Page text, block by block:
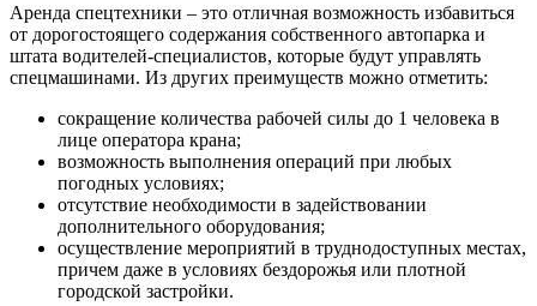
Аренда спецтехники – это отличная возможность избавиться
от дорогостоящего содержания собственного автопарка и
штата водителей-специалистов, которые будут управлять
спецмашинами. Из других преимуществ можно отметить:
сокращение количества рабочей силы до 1 человека в
лице оператора крана;
возможность выполнения операций при любых
погодных условиях;
отсутствие необходимости в задействовании
дополнительного оборудования;
осуществление мероприятий в труднодоступных местах,
причем даже в условиях бездорожья или плотной
городской застройки.